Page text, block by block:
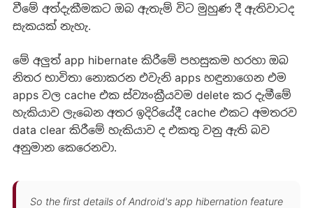
වීමේ අත්දැකීමකට ඔබ ඇතැම් විට මුහුණ දී ඇතිවාටද
සැකයක් නැහැ.
මේ අලුත් app hibernate කිරීමේ පහසුකම හරහා ඔබ
නිතර භාවිතා නොකරන එවැනි apps හඳුනාගෙන එම
apps වල cache එක ස්ව්‍යංක්‍රීයවම delete කර දැමීමේ
හැකියාව ලැබෙන අතර ඉදිරියේදී cache එකට අමතරව
data clear කිරීමේ හැකියාව ද එකතු වනු ඇති බව
අනුමාන කෙරෙනවා.
So the first details of Android's app hibernation feature